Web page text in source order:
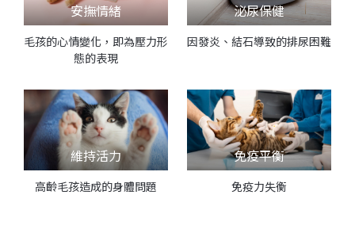
安撫情緒
毛孩的心情變化，即為壓力形
態的表現
泌尿保健
因發炎、結石導致的排尿困難
維持活力
高齡毛孩造成的身體問題
免疫平衡
免疫力失衡